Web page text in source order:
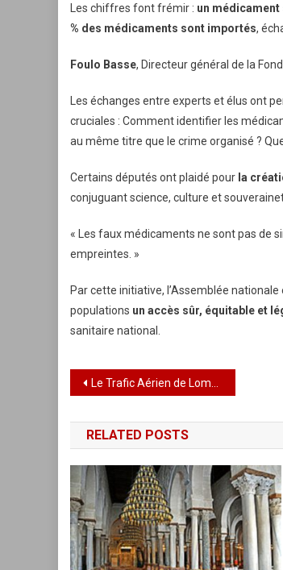
Les chiffres font frémir : un médicament
% des médicaments sont importés,
Foulo Basse, Directeur général de la
Les échanges entre experts et élus ont
cruciales : Comment identifier les
au même titre que le crime organisé ?
Certains députés ont plaidé pour la
conjuguant science, culture et
« Les faux médicaments ne sont pas de
empreintes. »
Par cette initiative, l’Assemblée nationale
populations un accès sûr, équitable et
sanitaire national.
Navigation
de
l’article
Le Trafic Aérien de Lomé en Plein Essor au Premier Trimestre 2025
RELATED POSTS